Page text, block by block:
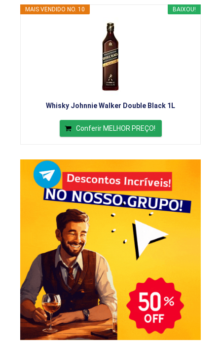
BAIXOU!
MAIS VENDIDO NO. 10
Whisky Johnnie Walker Double Black 1L
Conferir MELHOR PREÇO!